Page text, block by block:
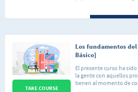
Los fundamentos
Básico]
El presente curso ha
la gente con aquellos
tienen al momento de
TAKE COURSE